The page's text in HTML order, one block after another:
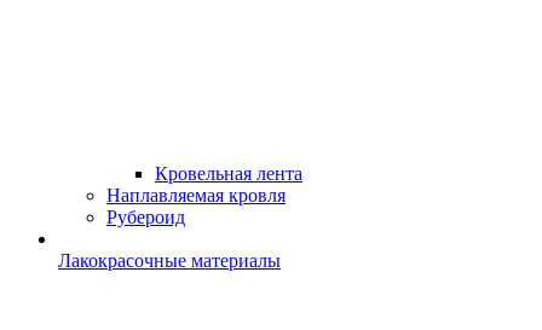
Кровельная лента
Наплавляемая кровля
Рубероид
Лакокрасочные материалы